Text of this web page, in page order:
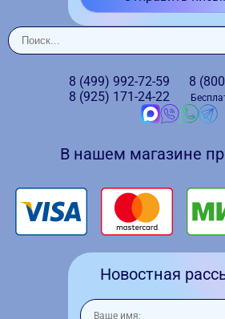
8 (499) 992-72-59
8 (925) 171-24-22
8
В нашем магазине
Новостная